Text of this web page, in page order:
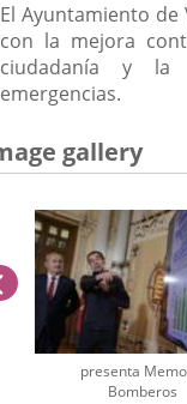
El Ayuntamiento
con la mejora
ciudadanía y la
emergencias.
gallery
presenta
Bomberos
previus